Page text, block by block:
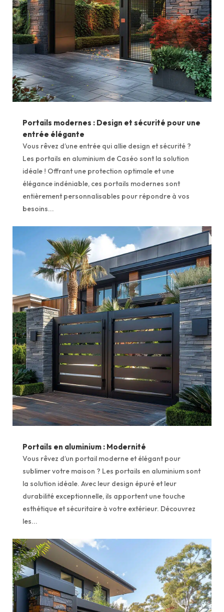
Portails modernes : Design et sécurité pour une
entrée élégante
Vous rêvez d’une entrée qui allie design et sécurité ?
Les portails en aluminium de Caséo sont la solution
idéale ! Offrant une protection optimale et une
élégance indéniable, ces portails modernes sont
entièrement personnalisables pour répondre à vos
besoins...
Portails en aluminium : Modernité
Vous rêvez d’un portail moderne et élégant pour
sublimer votre maison ? Les portails en aluminium sont
la solution idéale. Avec leur design épuré et leur
durabilité exceptionnelle, ils apportent une touche
esthétique et sécuritaire à votre extérieur. Découvrez
les...